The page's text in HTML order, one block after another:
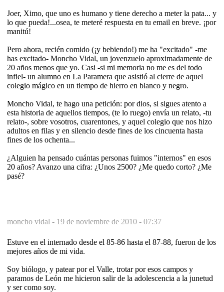
Joer, Ximo, que uno es humano y tiene derecho a meter la pata... y
lo que pueda!...osea, te meteré respuesta en tu email en breve. ¡por
manitú!
Pero ahora, recién comido (¡y bebiendo!) me ha "excitado" -me
has excitado- Moncho Vidal, un jovenzuelo aproximadamente de
20 años menos que yo. Casi -si mi memoria no me es del todo
infiel- un alumno en La Paramera que asistió al cierre de aquel
colegio mágico en un tiempo de hierro en blanco y negro.
Moncho Vidal, te hago una petición: por dios, si sigues atento a
esta historia de aquellos tiempos, (te lo ruego) envía un relato, -tu
relato-, sobre vosotros, cuarentones, y aquel colegio que nos hizo
adultos en filas y en silencio desde fines de los cincuenta hasta
fines de los ochenta...
¿Alguien ha pensado cuántas personas fuimos "internos" en esos
20 años? Avanzo una cifra: ¿Unos 2500? ¿Me quedo corto? ¿Me
pasé?
moncho vidal - 19 de noviembre de 2010 - 07:37
Estuve en el internado desde el 85-86 hasta el 87-88, fueron de los
mejores años de mi vida.
Soy biólogo, y patear por el Valle, trotar por esos campos y
paramos de León me hicieron salir de la adolescencia a la junetud
y ser como soy.